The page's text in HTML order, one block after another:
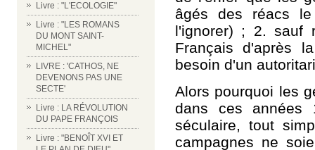
Livre : "L'ECOLOGIE"
Livre : "LES ROMANS
DU MONT SAINT-
MICHEL"
LIVRE : 'CATHOS, NE
DEVENONS PAS UNE
SECTE'
Livre : LA RÉVOLUTION
DU PAPE FRANÇOIS
Livre : "BENOÎT XVI ET
âgés des réacs
l'ignorer) ; 2. sauf
Français d'après
besoin d'un
Alors pourquoi les
dans ces
séculaire, tout
campagnes ne